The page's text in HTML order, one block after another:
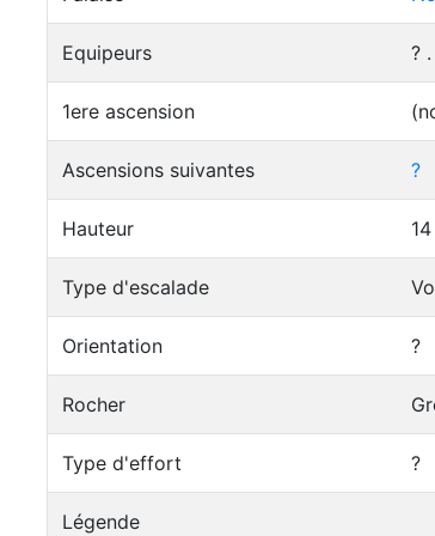
Equipeurs ? .
1ere ascension
Ascensions suivantes ?
Hauteur
Type d'escalade
Orientation ?
Rocher
Type d'effort ?
Légende